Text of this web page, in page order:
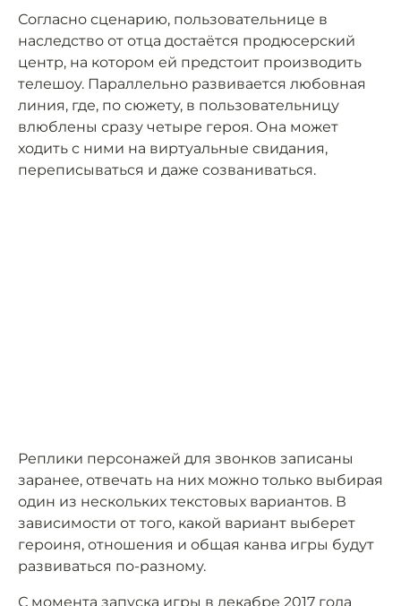
Согласно сценарию, пользовательнице в
наследство от отца достаётся продюсерский
центр, на котором ей предстоит производить
телешоу. Параллельно развивается любовная
линия, где, по сюжету, в пользовательницу
влюблены сразу четыре героя. Она может
ходить с ними на виртуальные свидания,
переписываться и даже созваниваться.
Реплики персонажей для звонков записаны
заранее, отвечать на них можно только выбирая
один из нескольких текстовых вариантов. В
зависимости от того, какой вариант выберет
героиня, отношения и общая канва игры будут
развиваться по-разному.
С момента запуска игры в декабре 2017 года